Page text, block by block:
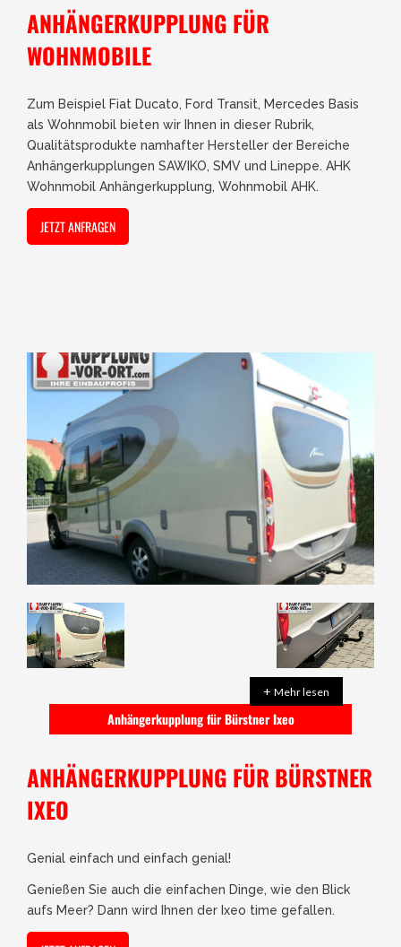
ANHÄNGERKUPPLUNG FÜR
WOHNMOBILE
Zum Beispiel Fiat Ducato, Ford Transit, Mercedes Basis
als Wohnmobil bieten wir Ihnen in dieser Rubrik,
Qualitätsprodukte namhafter Hersteller der Bereiche
Anhängerkupplungen SAWIKO, SMV und Lineppe. AHK
Wohnmobil Anhängerkupplung, Wohnmobil AHK.
JETZT ANFRAGEN
+ Mehr lesen
Anhängerkupplung für Bürstner Ixeo
ANHÄNGERKUPPLUNG FÜR BÜRSTNER
IXEO
Genial einfach und einfach genial!
Genießen Sie auch die einfachen Dinge, wie den Blick
aufs Meer? Dann wird Ihnen der Ixeo time gefallen.